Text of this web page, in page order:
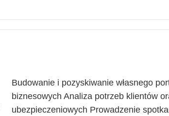
Budowanie i pozyskiwanie własnego
biznesowych Analiza potrzeb klientów
ubezpieczeniowych Prowadzenie